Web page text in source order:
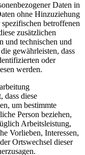
Daten in
ohne Hinzuziehung
betroffenen
zusätzlichen
und technischen und
gewährleisten, dass
oder
werden.
dass diese
um bestimmte
Person beziehen,
Arbeitsleistung,
Vorlieben, Interessen,
Ortswechsel dieser